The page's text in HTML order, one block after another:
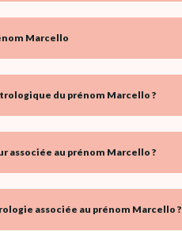
Marcello
du prénom Marcello ?
associée au prénom Marcello ?
associée au prénom Marcello ?